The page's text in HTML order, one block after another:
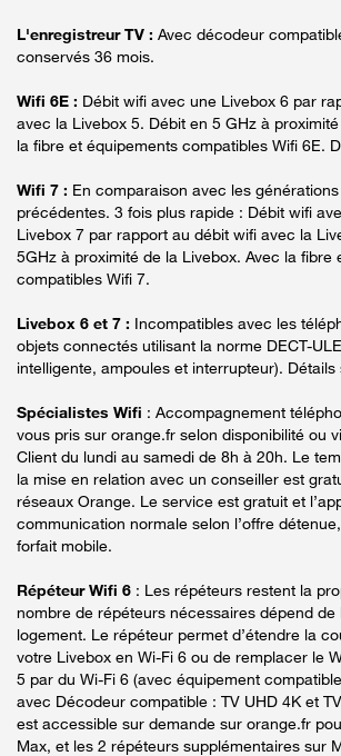
L'enregistreur TV : Avec décodeur
conservés 36 mois.
Wifi 6E : Débit wifi avec une Livebox 6 par
avec la Livebox 5. Débit en 5 GHz à
la fibre et équipements compatibles Wifi 6E.
Wifi 7 : En comparaison avec les
précédentes. 3 fois plus rapide : Débit wifi
Livebox 7 par rapport au débit wifi avec la
5GHz à proximité de la Livebox. Avec la fibre
compatibles Wifi 7.
Livebox 6 et 7 : Incompatibles avec les
objets connectés utilisant la norme DECT-
intelligente, ampoules et interrupteur).
Spécialistes Wifi : Accompagnement
vous pris sur orange.fr selon disponibilité ou
Client du lundi au samedi de 8h à 20h. Le
la mise en relation avec un conseiller est
réseaux Orange. Le service est gratuit et
communication normale selon l’offre
forfait mobile.
Répéteur Wifi 6 : Les répéteurs restent la
nombre de répéteurs nécessaires dépend de
logement. Le répéteur permet d’étendre la
votre Livebox en Wi-Fi 6 ou de remplacer le
5 par du Wi-Fi 6 (avec équipement
avec Décodeur compatible : TV UHD 4K et
est accessible sur demande sur orange.fr
Max, et les 2 répéteurs supplémentaires sur